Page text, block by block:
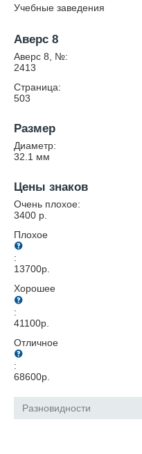
Учебные заведения
Аверс 8
Аверс 8, №:
2413
Страница:
503
Размер
Диаметр:
32.1 мм
Цены знаков
Очень плохое:
3400 р.
Плохое
:
13700р.
Хорошее
:
41100р.
Отличное
:
68600р.
Разновидности